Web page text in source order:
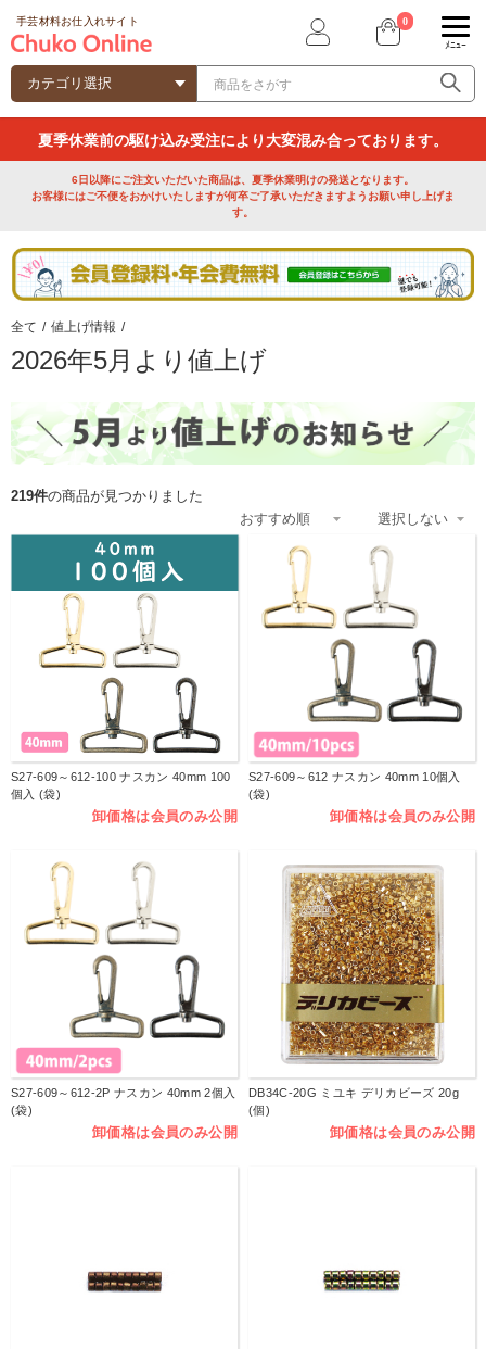
手芸材料お仕入れサイト 0
ﾒﾆｭｰ
夏季休業前の駆け込み受注により大変混み合っております。
6日以降にご注文いただいた商品は、夏季休業明けの発送となります。
お客様にはご不便をおかけいたしますが何卒ご了承いただきますようお願い申し上げま
す。
全て / 値上げ情報 /
2026年5月より値上げ
219件の商品が見つかりました
S27-609～612-100 ナスカン 40mm 100
個入 (袋)
卸価格は会員のみ公開
S27-609～612 ナスカン 40mm 10個入
(袋)
卸価格は会員のみ公開
S27-609～612-2P ナスカン 40mm 2個入
(袋)
卸価格は会員のみ公開
DB34C-20G ミユキ デリカビーズ 20g
(個)
卸価格は会員のみ公開